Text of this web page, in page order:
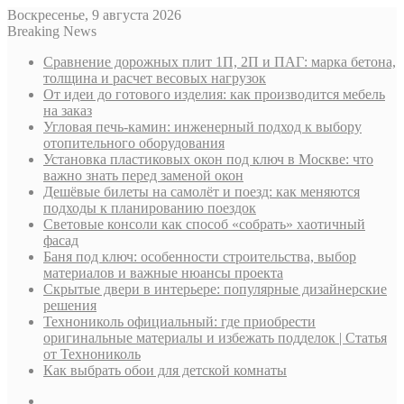
Воскресенье, 9 августа 2026
Breaking News
Сравнение дорожных плит 1П, 2П и ПАГ: марка бетона,
толщина и расчет весовых нагрузок
От идеи до готового изделия: как производится мебель
на заказ
Угловая печь-камин: инженерный подход к выбору
отопительного оборудования
Установка пластиковых окон под ключ в Москве: что
важно знать перед заменой окон
Дешёвые билеты на самолёт и поезд: как меняются
подходы к планированию поездок
Световые консоли как способ «собрать» хаотичный
фасад
Баня под ключ: особенности строительства, выбор
материалов и важные нюансы проекта
Скрытые двери в интерьере: популярные дизайнерские
решения
Технониколь официальный: где приобрести
оригинальные материалы и избежать подделок | Статья
от Технониколь
Как выбрать обои для детской комнаты